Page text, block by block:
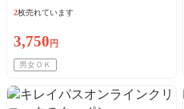
1mg（30日分）※初診料・送料込
2枚売れています
3,750 円
男女ＯＫ